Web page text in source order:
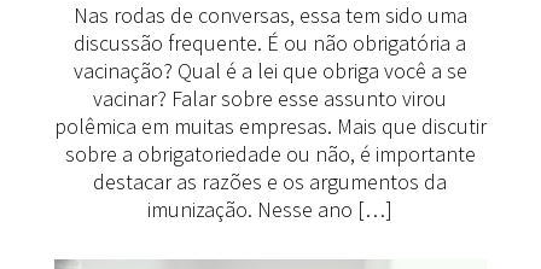
Nas rodas de conversas, essa tem sido uma
discussão frequente. É ou não obrigatória a
vacinação? Qual é a lei que obriga você a se
vacinar? Falar sobre esse assunto virou
polêmica em muitas empresas. Mais que discutir
sobre a obrigatoriedade ou não, é importante
destacar as razões e os argumentos da
imunização. Nesse ano […]